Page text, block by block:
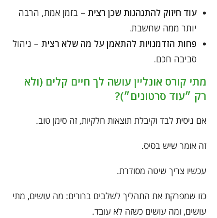
עוד חיזוק להתנהגות שכן רצית – בזמן אמת, הרבה
יותר ממה שחשבת.
פחות הזדמנויות להתאמן על מה שלא רצית – ניהול
סביבה חכם.
מתי קורס אונליין עושה לך חיים קלים (ולא
רק ״עוד סרטונים״)?
אם ניסית לבד וקיבלת תוצאות חלקיות, זה סימן טוב.
זה אומר שיש בסיס.
עכשיו צריך שיטה מסודרת.
כזו שמפרקת את התהליך לשלבים ברורים: מה עושים, מתי
עושים, ומה עושים כשזה לא עובד.